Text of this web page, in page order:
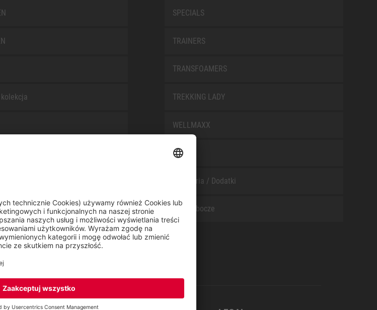
kolekcja
SPECIALS
TRAINERS
TRANSFOAMERS
TREKKING LADY
WELLMAXX
WHITE
Akcesoria / Dodatki
Buty robocze